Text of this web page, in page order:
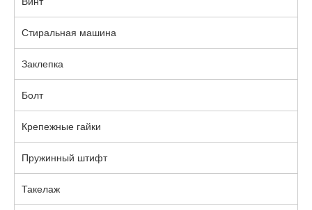
Стиральная машина
Заклепка
Болт
Крепежные гайки
Пружинный штифт
Такелаж